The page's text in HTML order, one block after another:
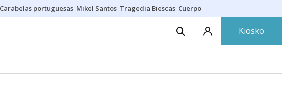
Carabelas portuguesas Mikel Santos Tragedia Biescas Cuerpo ría
Kiosko